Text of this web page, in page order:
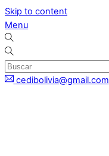
Skip to content
Menu
cedibolivia@gmail.com